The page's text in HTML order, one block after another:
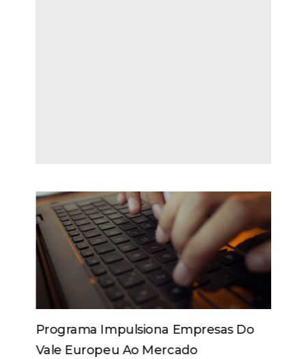
Programa Impulsiona Empresas Do
Vale Europeu Ao Mercado